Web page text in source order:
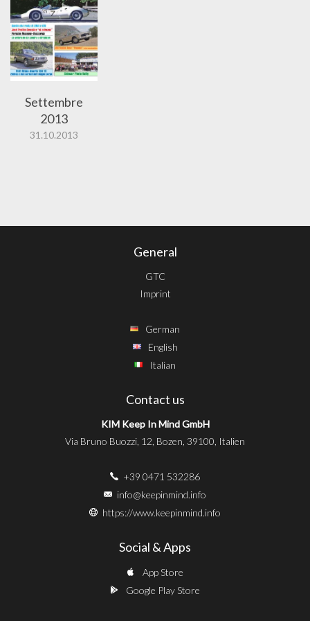
Settembre
2013
31.10.2013
General
GTC
Imprint
German
English
Italian
Contact us
KIM Keep In Mind GmbH
Via Bruno Buozzi, 12, Bozen, 39100, Italien
+39 0471 532286
info@keepinmind.info
https://www.keepinmind.info
Social & Apps
App Store
Google Play Store